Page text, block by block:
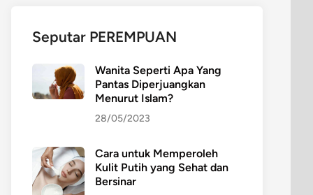
Seputar PEREMPUAN
Wanita Seperti Apa Yang
Pantas Diperjuangkan
Menurut Islam?
28/05/2023
Cara untuk Memperoleh
Kulit Putih yang Sehat dan
Bersinar